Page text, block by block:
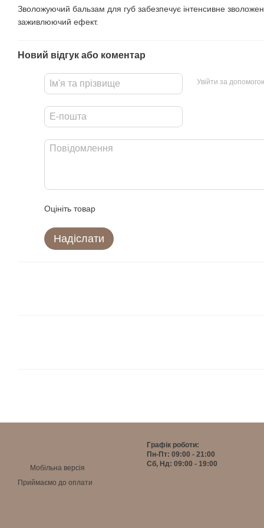
Зволожуючий бальзам для губ забезпечує інтенсивне
заживлюючий ефект.
Новий відгук або коментар
Увійти за
Оцініть товар
Надіслати
Мобільна версія
Приймаємо до оплати
Графік роботи:
Пн-Пт: 09:00 - 21:00
Сб, Нд: 09:00 - 19:00